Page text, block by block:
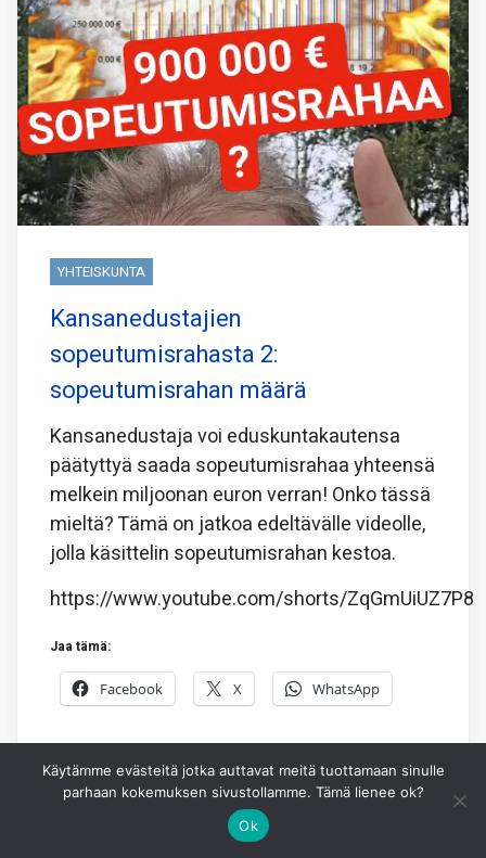
YHTEISKUNTA
Kansanedustajien
sopeutumisrahasta 2:
sopeutumisrahan määrä
Kansanedustaja voi eduskuntakautensa
päätyttyä saada sopeutumisrahaa yhteensä
melkein miljoonan euron verran! Onko tässä
mieltä? Tämä on jatkoa edeltävälle videolle,
jolla käsittelin sopeutumisrahan kestoa.
https://www.youtube.com/shorts/ZqGmUiUZ7P8
Jaa tämä:
Facebook X WhatsApp
Käytämme evästeitä jotka auttavat meitä tuottamaan sinulle
parhaan kokemuksen sivustollamme. Tämä lienee ok?
Ok